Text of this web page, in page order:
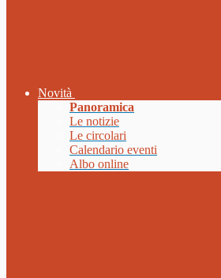
Novità
Panoramica
Le notizie
Le circolari
Calendario eventi
Albo online